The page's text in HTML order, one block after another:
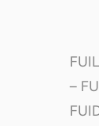
–